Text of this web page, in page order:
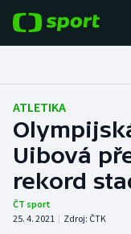
Fotbal
Hokej
Tenis
Atletika
ATLETIKA
Uibová
rekord
ČT sport
25. 4. 2021 | Zdroj: ČTK